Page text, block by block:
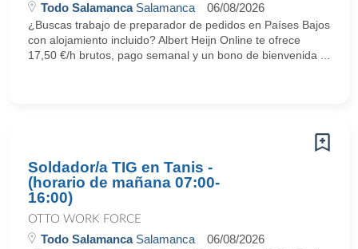
Todo SalamancaSalamanca 06/08/2026
¿Buscas trabajo de preparador de pedidos en Países Bajos
con alojamiento incluido? Albert Heijn Online te ofrece
17,50 €/h brutos, pago semanal y un bono de bienvenida ...
Soldador/a TIG en Tanis -
(horario de mañana 07:00-
16:00)
OTTO WORK FORCE
Todo SalamancaSalamanca 06/08/2026